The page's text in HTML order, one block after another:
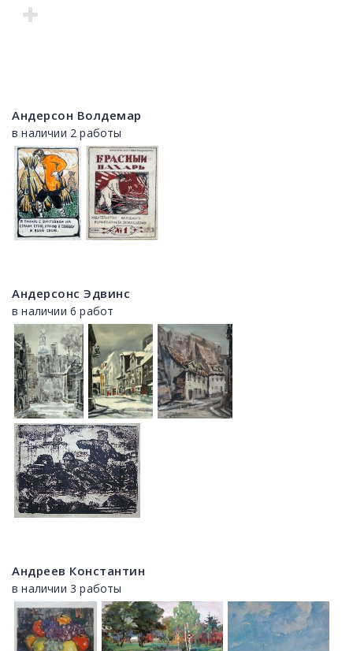
Андерсон Волдемар
в наличии 2 работы
Андерсонс Эдвинс
в наличии 6 работ
Андреев Константин
в наличии 3 работы